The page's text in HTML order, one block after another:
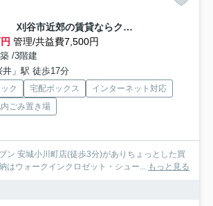
D-avance小川町 刈谷市近郊の賃貸ならクラスホーム刈谷店
管理/共益費7,500円
/3階建
」駅 徒歩17分
ク 宅配ボックス
インターネット対応
ごみ置き場
ン 安城小川町店(徒歩3分)がありちょっとした買
はウォークインクロゼット・シュー... もっと見る